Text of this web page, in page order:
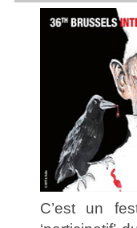
C’est un